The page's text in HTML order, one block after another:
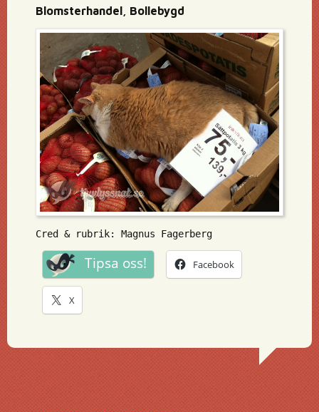
Blomsterhandel, Bollebygd
Cred & rubrik: Magnus Fagerberg
Tipsa oss! Facebook
X